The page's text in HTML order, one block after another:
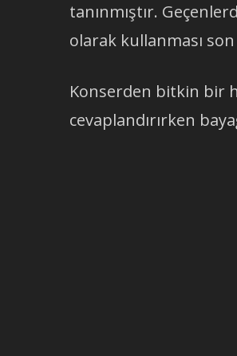
tanınmıştır.
olarak kullanması
Konserden bitkin bir
cevaplandırırken